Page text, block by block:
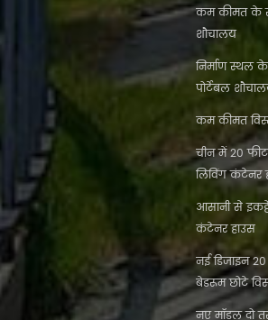
कम कीमत के
शौचालय
निर्माण स्थल
पोर्टेबल
कम कीमत
चीन में 20 फीट
लिविंग कंटेनर
आसानी से
कंटेनर हाउस
नई डिजाइन 20
बेडरूम छोटे
नए मॉडल दो